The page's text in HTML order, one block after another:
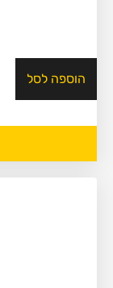
הוספה לסל